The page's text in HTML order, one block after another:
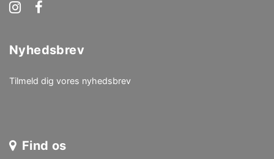
Nyhedsbrev
Tilmeld dig vores nyhedsbrev
Find os